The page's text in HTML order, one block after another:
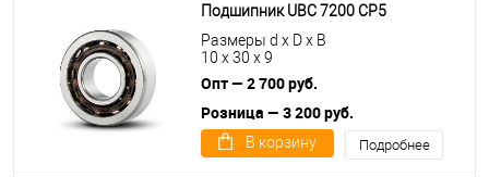
Подшипник UBC 7200 CP5
Размеры d x D x B
10 x 30 x 9
Опт — 2 700 руб.
Розница — 3 200 руб.
В корзину Подробнее